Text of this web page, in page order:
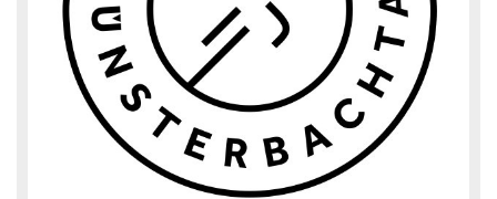
We want you
Einladung MV 2026